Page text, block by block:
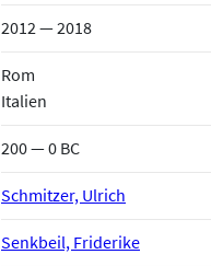
2012 — 2018
Rom
Italien
200 — 0 BC
Schmitzer, Ulrich
Senkbeil, Friderike